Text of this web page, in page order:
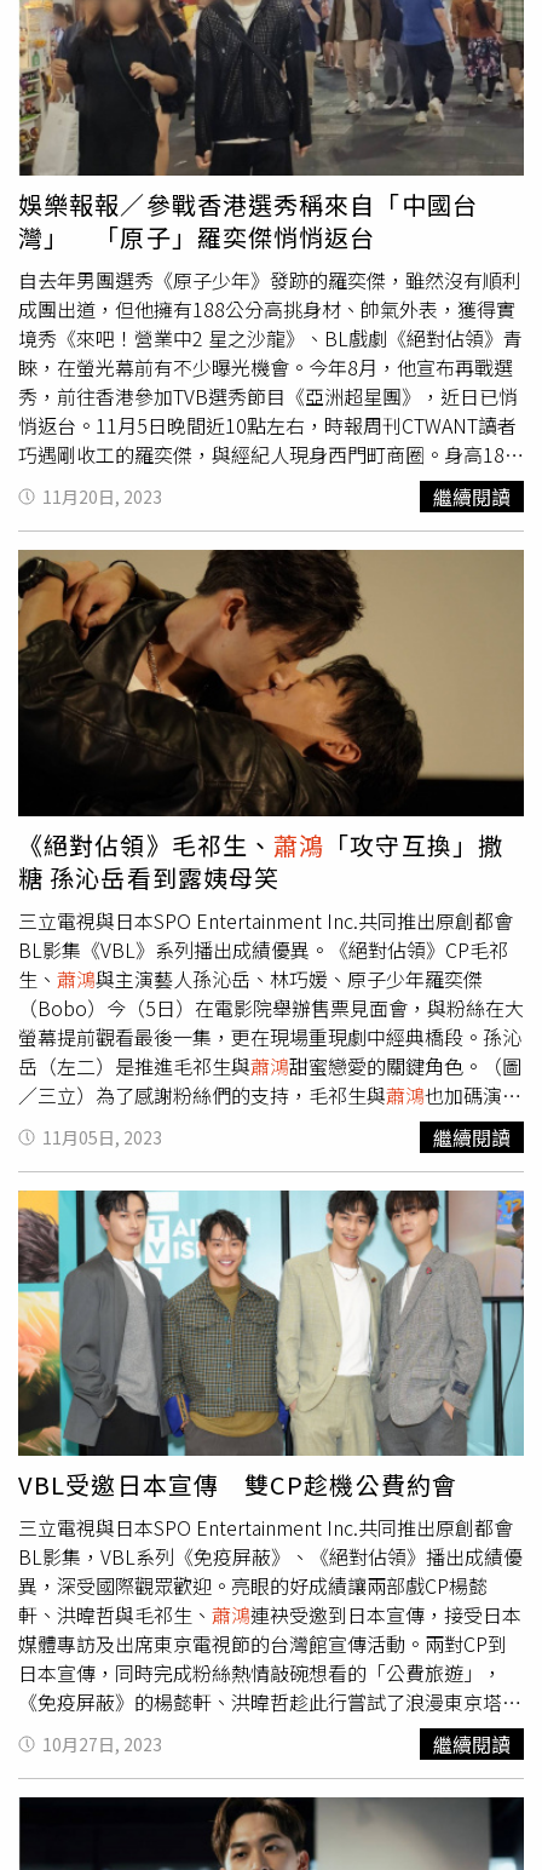
氣就爬上去，還引起周邊警察關切，被警察勸導下來。至於
有沒有遇過搭訕，黃丞邦說，「好像我在工作中沒有很明確
對我很有興趣的人。」倒是很多客人很愛跟他聊人生道理志
向，讓年紀輕輕的他也不太理解。當調酒師勢必也經歷過清
理客人的嘔吐物等，不是只有光鮮的一面。黃丞邦教陳玹
宇、
蕭鴻 做調酒。（圖／焦正德攝） 蕭鴻最近在準備新戲，
需要呈現瘦弱身材，必須減肌減脂，停止健身後，肌肉全消
風，讓他直呼，「好心疼！我辛苦練起來的。」他也分享自
己的三餐，早餐避開用油煎的食物，大部分是香蕉、優酪乳
和雞蛋，中午只會吃代餐、菜和肉，晚餐就只有代餐，加上
每天跳繩30分鐘，原本65公斤的他，現在瘦到62公斤，蕭
鴻說已經維持六週了，很長餓到晚上睡不著，不過這就是演
員有趣的地方，讓一旁的陳玹宇驚呼，「我聽了都肚子餓
了。」蕭鴻為了新戲積極瘦身減脂。（圖／焦正德攝）
娛樂報報／參戰香港選秀稱來自「中國台
灣」 「原子」羅奕傑悄悄返台
自去年男團選秀《原子少年》發跡的羅奕傑，雖然沒有順利
成團出道，但他擁有188公分高挑身材、帥氣外表，獲得實
境秀《來吧！營業中2 星之沙龍》、BL戲劇《絕對佔領》青
睞，在螢光幕前有不少曝光機會。今年8月，他宣布再戰選
秀，前往香港參加TVB選秀節目《亞洲超星團》，近日已悄
悄返台。11月5日晚間近10點左右，時報周刊CTWANT讀者
巧遇剛收工的羅奕傑，與經紀人現身西門町商圈。身高188
公分的羅奕傑，頂著一頭藍髮、加上完整的妝髮造型，又未
戴口罩、帽子遮掩狀況下，在人群中格外顯眼，令人忍不住
多看兩眼。羅奕傑（前排左二）之前與謝金燕、修杰楷、楊
銘威、謝依霖等人合作，在實境秀擔任髮型助理。（圖／翻
攝自羅奕傑IG）據了解，羅奕傑5日現身西門町是和毛祁
生、蕭鴻、孫沁岳、林巧媛等人參加影廳見面會，與粉絲在
大螢幕提前觀看BL劇《絕對佔領》最後一集，羅奕傑在戲
中客串司機「小楊」一角，雖然戲分不多，但畫龍點睛的演
出讓人印象深刻。他之前在《原子少年》被分配到「木
星」，遭滅團後加入「水星」，卻苦無表現機會，最終無緣
出道。日前羅奕傑宣布再次挑戰男團選秀，加入由曾志偉、
Rain領軍蘇志威、程瀟、朱正廷及農夫（C君、陸永）等超
強導師群的選秀《亞洲超星團》，他將與分別從大陸、香
港、澳門、台灣、日本及韓國等精選出65位練習生角逐出道
名額。二度參戰選秀節目，羅奕傑海報掀起爭議。（圖／翻
攝自羅奕傑IG）不過當時他在IG曬出形象照，喊話粉絲幫忙
投票，但海報上頭大剌剌寫著來自「中國台灣」，引發網友
不滿，他並未多做解釋。時隔3個月，羅奕傑趁著節目播出
前返台宣傳，在節目中的表現格外令人期待。在BL劇客串
的羅奕傑（右），當天和主演群一起和粉絲觀看演出。（圖
／翻攝自絕對佔領IG）
11月20日, 2023 繼續閱讀
《絕對佔領》毛祁生、 蕭鴻 「攻守互換」撒
糖 孫沁岳看到露姨母笑
三立電視與日本SPO Entertainment Inc.共同推出原創都會
BL影集《VBL》系列播出成績優異。《絕對佔領》CP毛祁
生、 蕭鴻與主演藝人孫沁岳、林巧媛、原子少年羅奕傑
（Bobo）今（5日）在電影院舉辦售票見面會，與粉絲在大
螢幕提前觀看最後一集，更在現場重現劇中經典橋段。孫沁
岳（左二）是推進毛祁生與蕭鴻甜蜜戀愛的關鍵角色。（圖
／三立）為了感謝粉絲們的支持，毛祁生與蕭鴻也加碼演出
對調角色的「攻守互換」，以及劇中沒有的以領帶綁手腕、
環頸親吻的火熱畫面，引起粉絲尖叫連連，大讚CP撒糖誠
意滿滿。談到整部劇最難忘的吻戲，毛祁生表示印象最深刻
的是 蕭鴻飾演的小秘書堯舜宇藉酒醉反攻對毛祁生飾演的霸
總夏商舟第一次表達心意的床戲，不僅曖昧滿分也因為彼此
的觸碰而有所動情。而觀眾票選本場最愛的句子，是毛祁生
用充滿誘惑的低音砲聲音讓蕭鴻
叫他名字，也眼尖發現毛祁
生的手情不自禁還伸進蕭鴻衣服裡，毛祁生說：「我和 蕭鴻
初見面的試戲就是這場。我最喜歡這場戲是因為我們拍攝時
已經很有默契，讓我很享受當下的氛圍，感覺就是一切都對
了！」 蕭鴻覺得兩人在劇中的感情，最殘忍的是飾演小秘書
的自己，因為不自信而對霸總毛祁生說盡傷人的話語，險些
讓兩人的愛情就此錯過。觀眾也訝異第一次演戲的蕭鴻
可以將男人陷入愛情當中的逃避膽怯演那麼好，在各種情境
氛圍將眼眶紅、鼻酸、哽咽、掉淚這次四種情緒翻轉得宜，
他和毛祁生的眼淚成功讓觀眾連哭兩集，蕭鴻表示：「自己
每看一次還是會跟著難過，但還好他們找到彼此，最後一集
要在大螢幕看我們各種甜蜜片段，實在是太害羞了！」 主
角們也在戲外延伸出好感情，常相約深夜集體健身的毛祁
生、蕭鴻 與孫沁岳，曾在社群限動上放送三人齊秀肌肉的福
利照，引起粉絲熱烈討論，說《絕對佔領》主演們的高顏值
與身材足以組成偶像團體。孫沁岳在劇中是推進毛祁生與蕭
甜蜜戀愛的關鍵角色，「戲外我們常相處，以我來看，毛
祁生與蕭鴻的真實個性，都跟劇裡的角色有一定程度的相
很可愛，個性就像一個未經社會歷練的大男孩。毛
毛與霸總角色相似的是本人也具有領袖的氣質，無論在戲裡
11月05日, 2023 繼續閱讀
VBL受邀日本宣傳 雙CP趁機公費約會
三立電視與日本SPO Entertainment Inc.共同推出原創都會
BL影集，VBL系列《免疫屏蔽》、《絕對佔領》播出成績優
異，深受國際觀眾歡迎。亮眼的好成績讓兩部戲CP楊懿
軒、洪暐哲與毛祁生、 蕭鴻連袂受邀到日本宣傳，接受日本
媒體專訪及出席東京電視節的台灣館宣傳活動。兩對CP到
日本宣傳，同時完成粉絲熱情敲碗想看的「公費旅遊」，
《免疫屏蔽》的楊懿軒、洪暐哲趁此行嘗試了浪漫東京塔觀
光，兩人一路為對方拍照，甜蜜鬥嘴一邊開心留念。《絕對
佔領》的毛祁生與
因應劇情，體驗日本上班族電車出
記者會的諾言，將履行滑雪慶功之旅。擁有滑雪教練執照的
帶毛祁生在東京買滑雪板，為了要教毛祁生滑雪做準
10月27日, 2023 繼續閱讀